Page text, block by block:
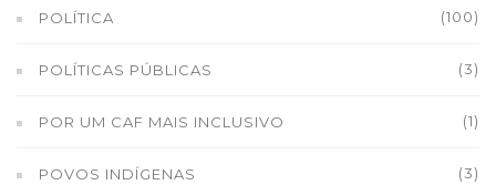
POLÍTICA (100)
POLÍTICAS PÚBLICAS (3)
POR UM CAF MAIS INCLUSIVO (1)
POVOS INDÍGENAS (3)